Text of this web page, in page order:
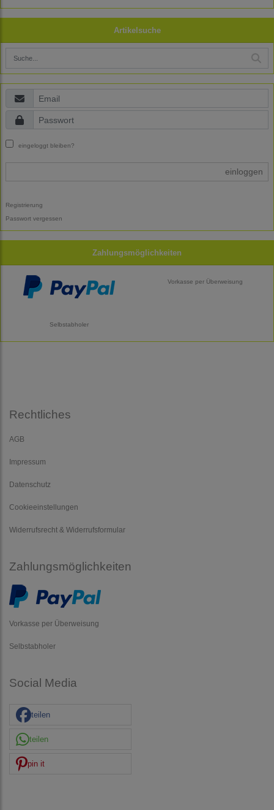
Artikelsuche
eingeloggt bleiben?
einloggen
Registrierung
Passwort vergessen
Zahlungsmöglichkeiten
Vorkasse per Überweisung
Selbstabholer
Rechtliches
AGB
Impressum
Datenschutz
Cookieeinstellungen
Widerrufsrecht & Widerrufsformular
Zahlungsmöglichkeiten
Vorkasse per Überweisung
Selbstabholer
Social Media
teilen
teilen
pin it